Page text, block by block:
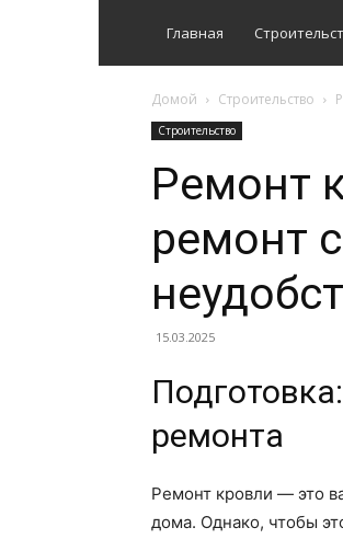
Главная
Домой Строительство
Строительство
Ремонт
ремонт
15.03.2025
ремонта
Ремонт кровли — это
дома. Однако, чтобы